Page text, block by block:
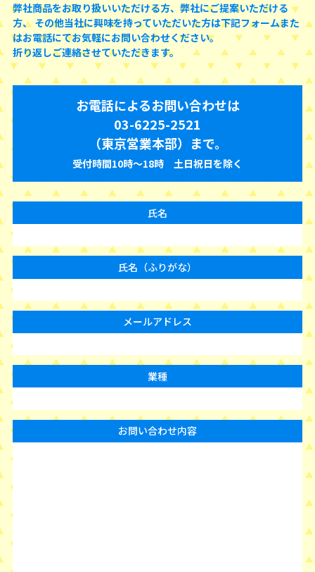
弊社商品をお取り扱いいただける方、弊社にご提案いただける
方、 その他当社に興味を持っていただいた方は下記フォームまた
はお電話にてお気軽にお問い合わせください。
折り返しご連絡させていただきます。
お電話によるお問い合わせは
03-6225-2521
（東京営業本部）まで。
受付時間10時〜18時 土日祝日を除く
氏名
氏名（ふりがな）
メールアドレス
業種
お問い合わせ内容